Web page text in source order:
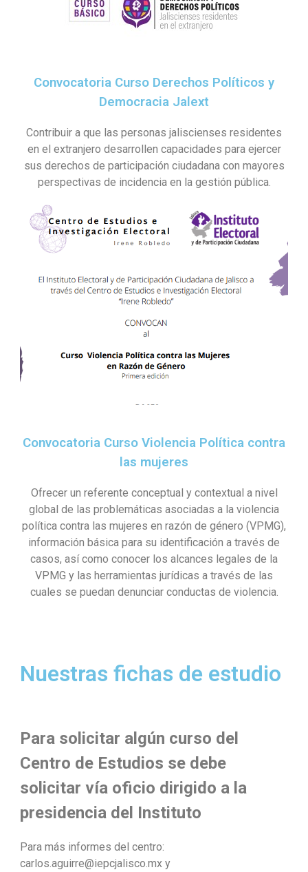
Convocatoria Curso Derechos Políticos y
Democracia Jalext
Contribuir a que las personas jaliscienses residentes
en el extranjero desarrollen capacidades para ejercer
sus derechos de participación ciudadana con mayores
perspectivas de incidencia en la gestión pública.
Convocatoria Curso Violencia Política contra
las mujeres
Ofrecer un referente conceptual y contextual a nivel
global de las problemáticas asociadas a la violencia
política contra las mujeres en razón de género (VPMG),
información básica para su identificación a través de
casos, así como conocer los alcances legales de la
VPMG y las herramientas jurídicas a través de las
cuales se puedan denunciar conductas de violencia.
Nuestras fichas de estudio
Para solicitar algún curso del
Centro de Estudios se debe
solicitar vía oficio dirigido a la
presidencia del Instituto
Para más informes del centro:
carlos.aguirre@iepcjalisco.mx y